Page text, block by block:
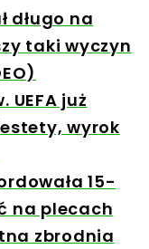
długo na
taki wyczyn
już
wyrok
15-
na plecach
zbrodnia